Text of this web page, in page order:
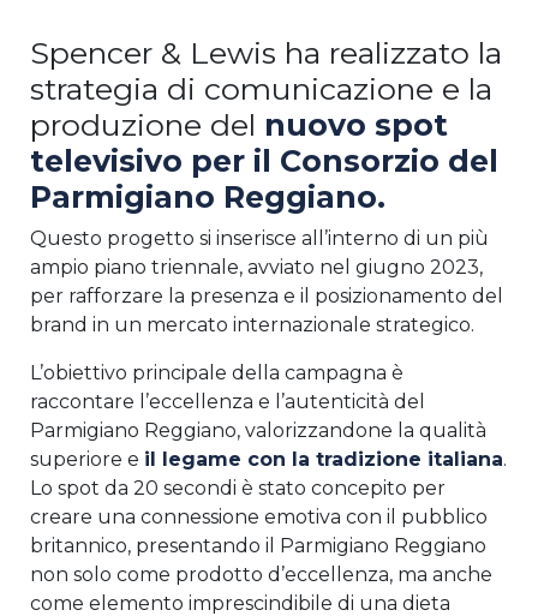
Spencer & Lewis ha realizzato la
strategia di comunicazione e la
produzione del nuovo spot
televisivo per il Consorzio del
Parmigiano Reggiano.
Questo progetto si inserisce all’interno di un più
ampio piano triennale, avviato nel giugno 2023,
per rafforzare la presenza e il posizionamento del
brand in un mercato internazionale strategico.
L’obiettivo principale della campagna è
raccontare l’eccellenza e l’autenticità del
Parmigiano Reggiano, valorizzandone la qualità
superiore e il legame con la tradizione italiana.
Lo spot da 20 secondi è stato concepito per
creare una connessione emotiva con il pubblico
britannico, presentando il Parmigiano Reggiano
non solo come prodotto d’eccellenza, ma anche
come elemento imprescindibile di una dieta